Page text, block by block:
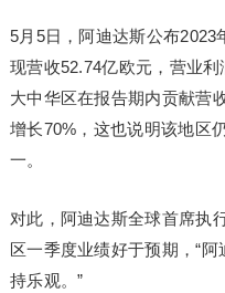
5月5日，阿迪达斯公布
现营收52.74亿欧元，营业利
大中华区在报告期内贡献营
增长70%，这也说明该地区
一。
对此，阿迪达斯全球首席执
区一季度业绩好于预期，“
持乐观。”